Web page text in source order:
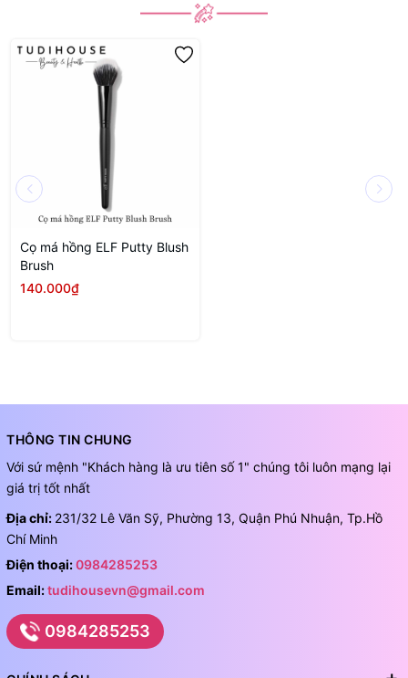
Cọ má hồng ELF Putty Blush
Brush
140.000₫
THÔNG TIN CHUNG
Với sứ mệnh "Khách hàng là ưu tiên số 1" chúng tôi luôn mạng lại
giá trị tốt nhất
Địa chỉ: 231/32 Lê Văn Sỹ, Phường 13, Quận Phú Nhuận, Tp.Hồ
Chí Minh
Điện thoại:0984285253
Email:tudihousevn@gmail.com
0984285253